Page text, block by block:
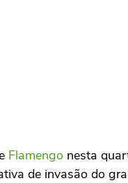
Flamengo nesta
de invasão do